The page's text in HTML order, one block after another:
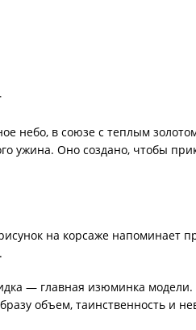
небо, в союзе с теплым
ужина. Оно создано, чтобы
на корсаже напоминает
— главная изюминка
объем, таинственность и